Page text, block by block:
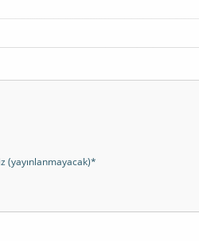
(yayınlanmayacak)*